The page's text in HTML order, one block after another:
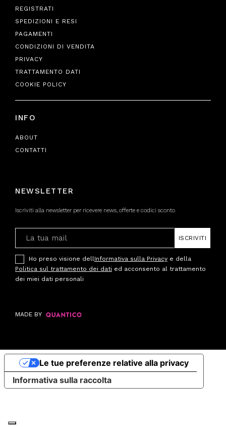
REGISTRATI
SPEDIZIONI E RESI
PAGAMENTI
CONDIZIONI DI VENDITA
PRIVACY
TRATTAMENTO DATI
COOKIE POLICY
INFO
ABOUT
CONTATTI
NEWSLETTER
Iscriviti alla newsletter per ricevere news, offerte e codici sconto
ISCRIVITI
Ho preso visione dell Informativa sulla Privacy e della
Politica sul trattamento dei dati ed acconsento al trattamento
dei miei dati personali
MADE BY
Informativa sulla raccolta
Le tue preferenze relative alla privacy